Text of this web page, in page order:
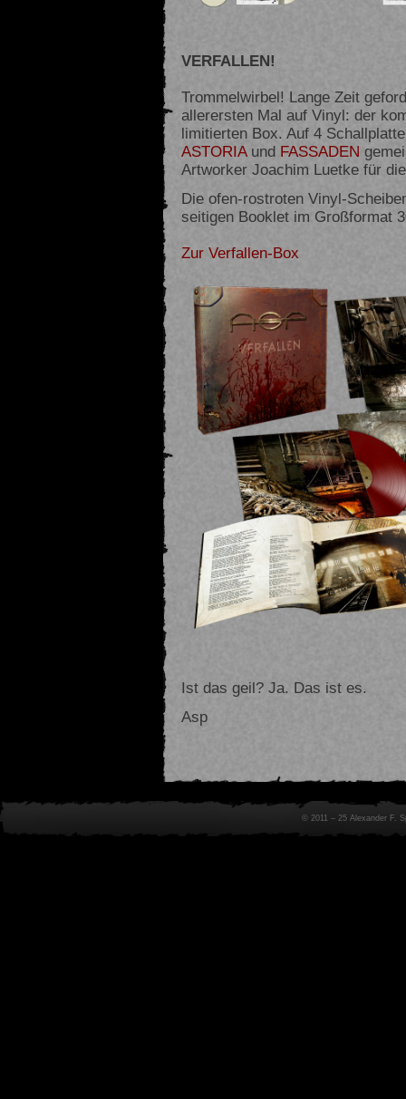
VERFALLEN!
Trommelwirbel! Lange Zeit
allerersten Mal auf Vinyl: der
limitierten Box. Auf 4
ASTORIAund FASSADEN
Artworker Joachim Luetke für
Die ofen-rostroten Vinyl-
seitigen Booklet im Großformat
Zur Verfallen-Box
Ist das geil? Ja. Das ist es.
Asp
© 2011 – 25 Alexander F.